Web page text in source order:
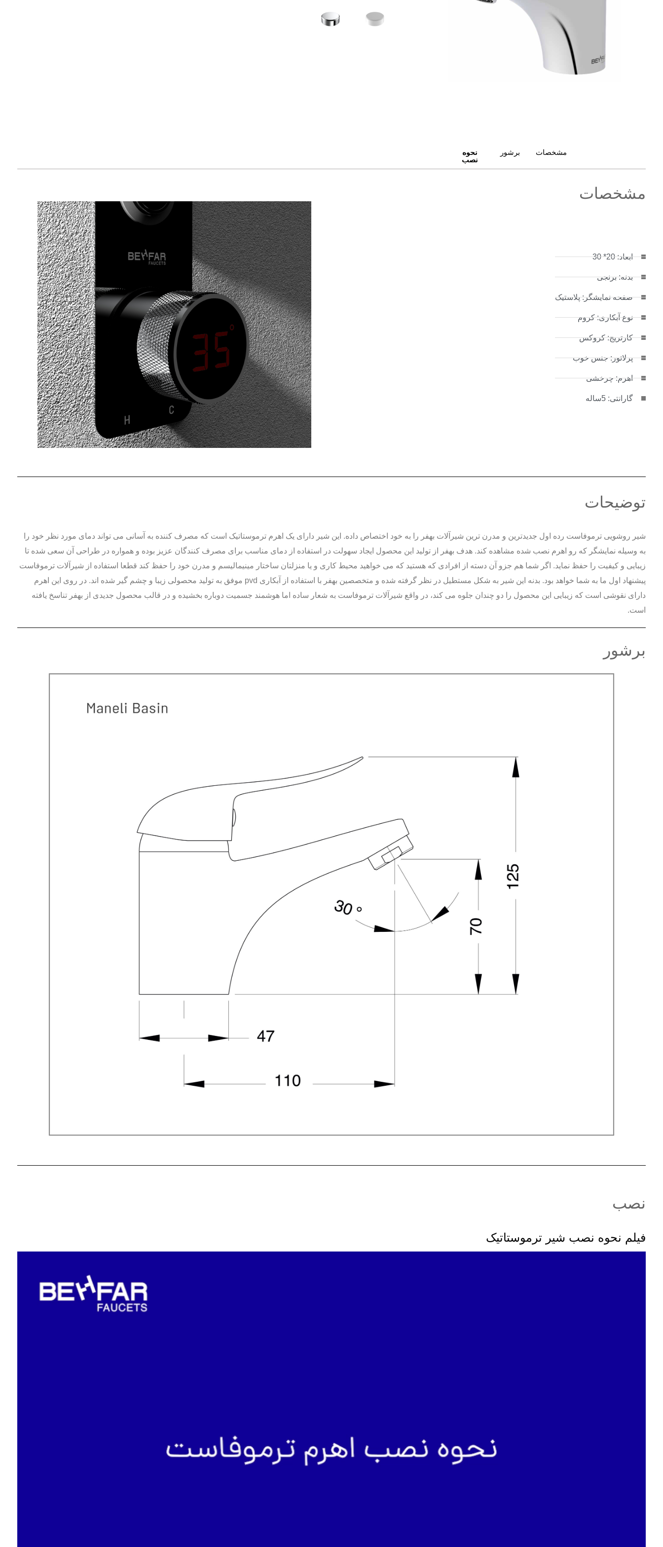
مشخصات برشور
نحوه
نصب
مشخصات
ابعاد: 20* 30
بدنه: برنجی
صفحه نمایشگر: پلاستیک
نوع آبکاری: کروم
کارتریج: کروکس
پرلاتور: جنس خوب
اهرم: چرخشی
گارانتی: 5ساله
توضیحات
شیر روشویی ترموفاست رده اول جدیدترین و مدرن ترین شیرآلات بهفر را به خود اختصاص داده. این شیر دارای یک اهرم ترموستاتیک است که مصرف کننده به آسانی می تواند دمای مورد نظر خود را
به وسیله نمایشگر که رو اهرم نصب شده مشاهده کند. هدف بهفر از تولید این محصول ایجاد سهولت در استفاده از دمای مناسب برای مصرف کنندگان عزیز بوده و همواره در طراحی آن سعی شده تا
زیبایی و کیفیت را حفظ نماید. اگر شما هم جزو آن دسته از افرادی که هستید که می خواهید محیط کاری و یا منزلتان ساختار مینیمالیسم و مدرن خود را حفظ کند قطعا استفاده از شیرآلات ترموفاست
پیشنهاد اول ما به شما خواهد بود. بدنه این شیر به شکل مستطیل در نظر گرفته شده و متخصصین بهفر با استفاده از آبکاری pvd موفق به تولید محصولی زیبا و چشم گیر شده اند. در روی این اهرم
دارای نقوشی است که زیبایی این محصول را دو چندان جلوه می کند، در واقع شیرآلات ترموفاست به شعار ساده اما هوشمند جسمیت دوباره بخشیده و در قالب محصول جدیدی از بهفر تناسخ یافته
است.
برشور
نصب
فیلم نحوه نصب شیر ترموستاتیک